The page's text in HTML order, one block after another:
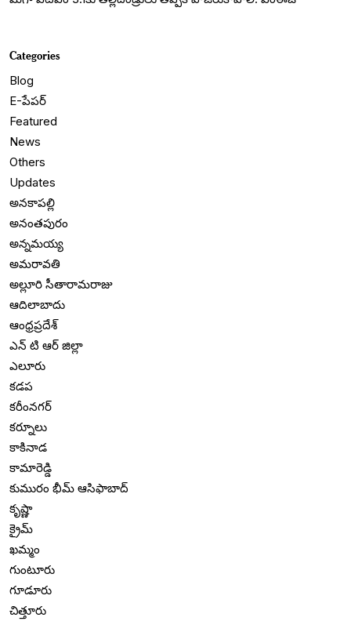
Categories
Blog
E-పేపర్
Featured
News
Others
Updates
అనకాపల్లి
అనంతపురం
అన్నమయ్య
అమరావతి
అల్లూరి సీతారామరాజు
ఆదిలాబాదు
ఆంధ్రప్రదేశ్
ఎన్ టి ఆర్ జిల్లా
ఎలూరు
కడప
కరీంనగర్
కర్నూలు
కాకినాడ
కామారెడ్డి
కుమురం భీమ్ ఆసిఫాబాద్
కృష్ణా
క్రైమ్
ఖమ్మం
గుంటూరు
గూడూరు
చిత్తూరు